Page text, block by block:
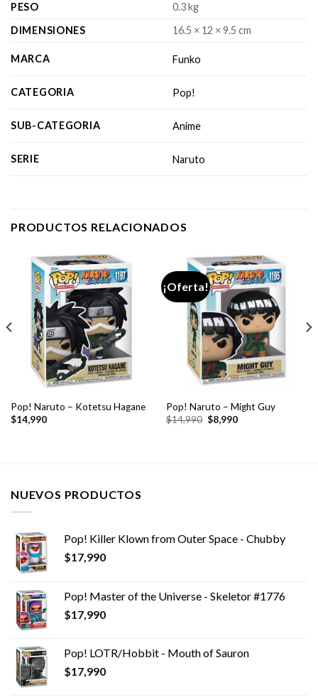
PESO
0.3 kg
DIMENSIONES
16.5 × 12 × 9.5 cm
MARCA Funko
CATEGORIA Pop!
SUB-CATEGORIA Anime
SERIE Naruto
PRODUCTOS RELACIONADOS
Pop! Naruto – Kotetsu Hagane
$14,990
¡Oferta!
Pop! Naruto – Might Guy
$14,990 El
precio
$8,990El
NUEVOS PRODUCTOS
Pop! Killer Klown from Outer Space - Chubby
$17,990
Pop! Master of the Universe - Skeletor #1776
$17,990
Pop! LOTR/Hobbit - Mouth of Sauron
$17,990